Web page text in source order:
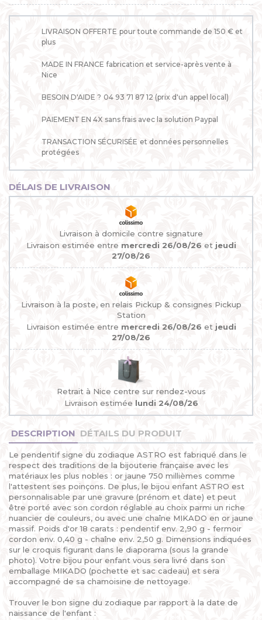
LIVRAISON OFFERTE pour toute commande de 150 € et
plus
MADE IN FRANCE fabrication et service-après vente à
Nice
BESOIN D'AIDE ? 04 93 71 87 12 (prix d'un appel local)
PAIEMENT EN 4X sans frais avec la solution Paypal
TRANSACTION SÉCURISÉE et données personnelles
protégées
DÉLAIS DE LIVRAISON
Livraison à domicile contre signature
Livraison estimée entre mercredi 26/08/26 et jeudi
27/08/26
Livraison à la poste, en relais Pickup & consignes Pickup
Station
Livraison estimée entre mercredi 26/08/26 et jeudi
27/08/26
Retrait à Nice centre sur rendez-vous
Livraison estimée lundi 24/08/26
DESCRIPTION DÉTAILS DU PRODUIT
Le pendentif signe du zodiaque ASTRO est fabriqué dans le
respect des traditions de la bijouterie française avec les
matériaux les plus nobles : or jaune 750 millièmes comme
l'attestent ses poinçons. De plus, le bijou enfant ASTRO est
personnalisable par une gravure (prénom et date) et peut
être porté avec son cordon réglable au choix parmi un riche
nuancier de couleurs, ou avec une chaîne MIKADO en or jaune
massif. Poids d'or 18 carats : pendentif env. 2,90 g - fermoir
cordon env. 0,40 g - chaîne env. 2,50 g. Dimensions indiquées
sur le croquis figurant dans le diaporama (sous la grande
photo). Votre bijou pour enfant vous sera livré dans son
emballage MIKADO (pochette et sac cadeau) et sera
accompagné de sa chamoisine de nettoyage.
Trouver le bon signe du zodiaque par rapport à la date de
naissance de l'enfant :